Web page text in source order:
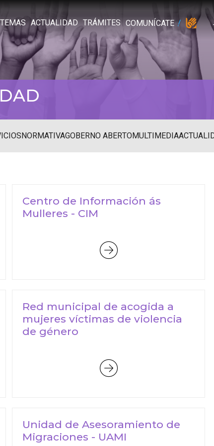
TEMAS ACTUALIDAD TRÁMITES COMUNÍCATE
NORMATIVAGOBERNO ABERTOMULTIMEDIA
Centro de Información ás
Mulleres - CIM
Red municipal de acogida a
mujeres víctimas de violencia
de género
Unidad de Asesoramiento de
Migraciones - UAMI